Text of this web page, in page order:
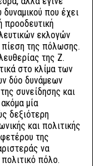
που έχει
προοδευτική
εκλογών
πίεση της πόλωσης.
της Ζ.
στο κλίμα των
δύο δυνάμεων
συνείδησης και
μία
δεξιότερη
και πολιτικής
της
να
πόλο.